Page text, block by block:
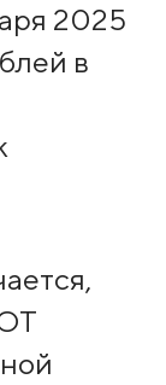
2025
в